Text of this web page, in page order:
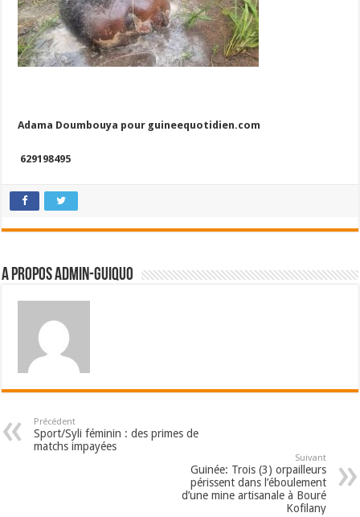
Adama Doumbouya pour guineequotidien.com
629198495
A propos admin-guiquo
Précédent
Sport/Syli féminin : des primes de
matchs impayées
Suivant
Guinée: Trois (3) orpailleurs
périssent dans l’éboulement
d’une mine artisanale à Bouré
Kofilany